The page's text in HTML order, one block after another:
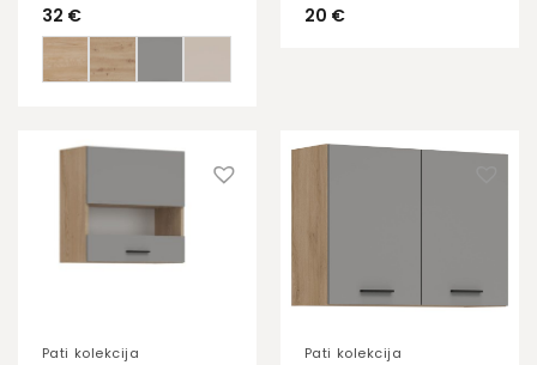
32 € 20 €
Pati kolekcija Pati kolekcija